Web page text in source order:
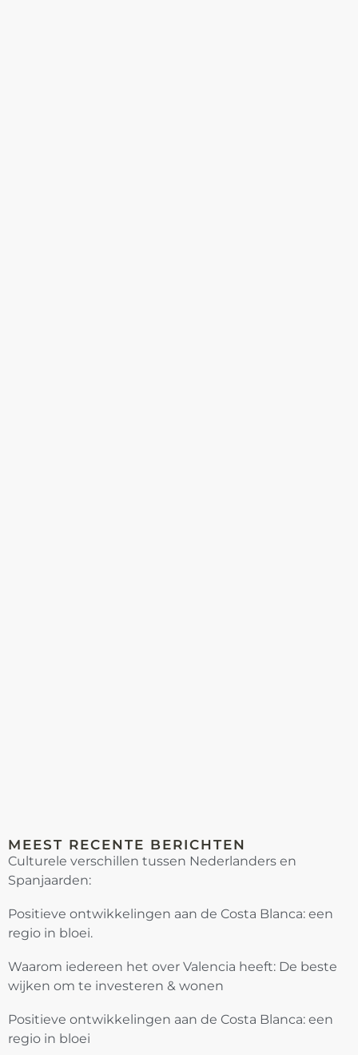
MEEST RECENTE BERICHTEN
Culturele verschillen tussen Nederlanders en
Spanjaarden:
Positieve ontwikkelingen aan de Costa Blanca: een
regio in bloei.
Waarom iedereen het over Valencia heeft: De beste
wijken om te investeren & wonen
Positieve ontwikkelingen aan de Costa Blanca: een
regio in bloei